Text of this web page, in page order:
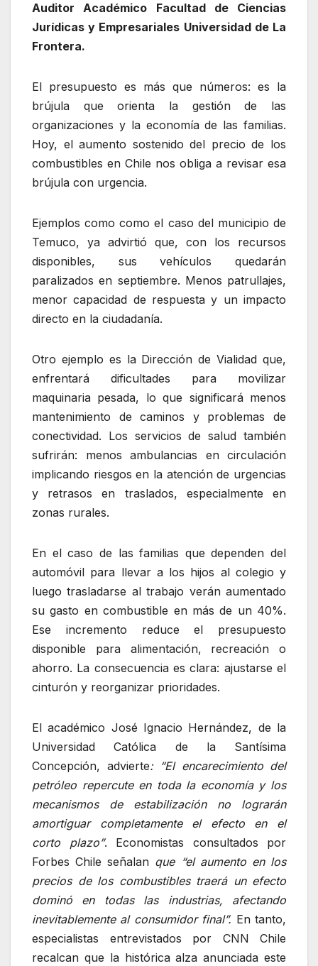
Auditor Académico Facultad de Ciencias
Jurídicas y Empresariales Universidad de La
Frontera.
El presupuesto es más que números: es la
brújula que orienta la gestión de las
organizaciones y la economía de las familias.
Hoy, el aumento sostenido del precio de los
combustibles en Chile nos obliga a revisar esa
brújula con urgencia.
Ejemplos como como el caso del municipio de
Temuco, ya advirtió que, con los recursos
disponibles, sus vehículos quedarán
paralizados en septiembre. Menos patrullajes,
menor capacidad de respuesta y un impacto
directo en la ciudadanía.
Otro ejemplo es la Dirección de Vialidad que,
enfrentará dificultades para movilizar
maquinaria pesada, lo que significará menos
mantenimiento de caminos y problemas de
conectividad. Los servicios de salud también
sufrirán: menos ambulancias en circulación
implicando riesgos en la atención de urgencias
y retrasos en traslados, especialmente en
zonas rurales.
En el caso de las familias que dependen del
automóvil para llevar a los hijos al colegio y
luego trasladarse al trabajo verán aumentado
su gasto en combustible en más de un 40%.
Ese incremento reduce el presupuesto
disponible para alimentación, recreación o
ahorro. La consecuencia es clara: ajustarse el
cinturón y reorganizar prioridades.
El académico José Ignacio Hernández, de la
Universidad Católica de la Santísima
Concepción, advierte: “El encarecimiento del
petróleo repercute en toda la economía y los
mecanismos de estabilización no lograrán
amortiguar completamente el efecto en el
corto plazo”. Economistas consultados por
Forbes Chile señalan que “el aumento en los
precios de los combustibles traerá un efecto
dominó en todas las industrias, afectando
inevitablemente al consumidor final”. En tanto,
especialistas entrevistados por CNN Chile
recalcan que la histórica alza anunciada este